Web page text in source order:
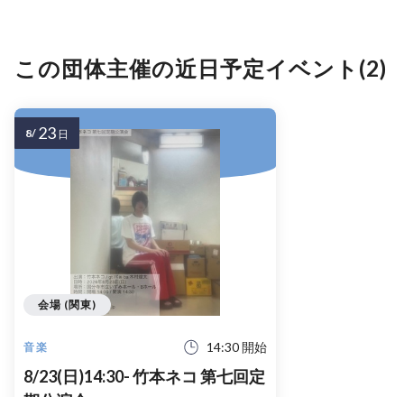
この団体主催の近日予定イベント(2)
音楽 14:30 開始
8/23(日)14:30- 竹本ネコ 第七回定
会場 (関東)
8/ 23 日